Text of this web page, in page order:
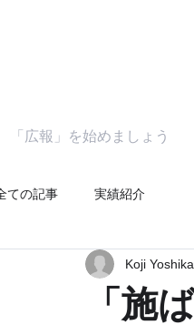
「広報」を始めましょう
ての記事 実績紹介
「施
Koji